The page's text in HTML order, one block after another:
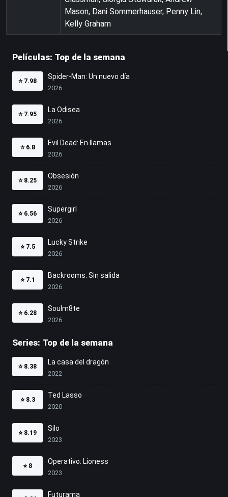
Mason, Dani Sommerhauser, Penny Lin,
Kelly Graham
Películas: Top de la semana
⭐ 7.98
Spider-Man: Un nuevo día
2026
⭐ 7.95
La Odisea
2026
⭐ 6.8
Evil Dead: En llamas
2026
⭐ 8.25
Obsesión
2026
⭐ 6.56
Supergirl
2026
⭐ 7.5
Lucky Strike
2026
⭐ 7.1
Backrooms: Sin salida
2026
⭐ 6.28
Soulm8te
2026
Series: Top de la semana
⭐ 8.38
La casa del dragón
2022
⭐ 8.3
Ted Lasso
2020
⭐ 8.19
Silo
2023
⭐ 8
Operativo: Lioness
2023
Futurama